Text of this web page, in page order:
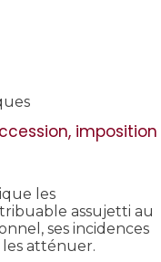
imposition
les
assujetti au
ses incidences
les atténuer.